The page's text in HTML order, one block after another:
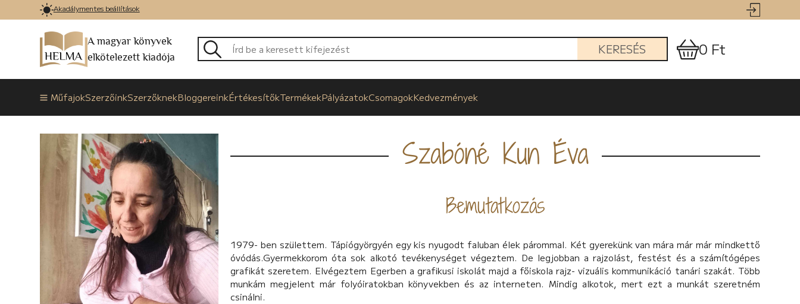
Akadálymentes beállítások
A magyar könyvek
elkötelezett kiadója
KERESÉS 0 Ft
MűfajokSzerzőinkSzerzőknekBloggereinkÉrtékesítőkTermékekPályázatokCsomagokKedvezmények
Szabóné Kun Éva
Bemutatkozás
1979- ben születtem. Tápiógyörgyén egy kis nyugodt faluban élek párommal. Két gyerekünk van mára már már mindkettő
óvódás.Gyermekkorom óta sok alkotó tevékenységet végeztem. De legjobban a rajzolást, festést és a számítógépes
grafikát szeretem. Elvégeztem Egerben a grafikusi iskolát majd a főiskola rajz- vizuális kommunikáció tanári szakát. Több
munkám megjelent már folyóiratokban könyvekben és az interneten. Mindig alkotok, mert ezt a munkát szeretném
csinálni.